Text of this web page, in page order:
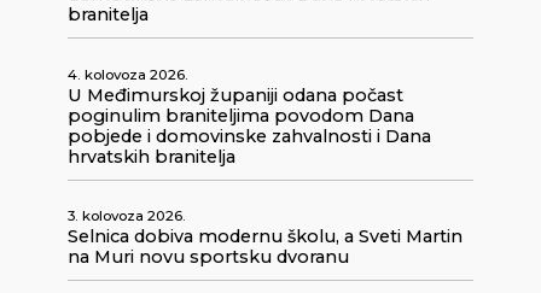
branitelja
4. kolovoza 2026.
U Međimurskoj županiji odana počast
poginulim braniteljima povodom Dana
pobjede i domovinske zahvalnosti i Dana
hrvatskih branitelja
3. kolovoza 2026.
Selnica dobiva modernu školu, a Sveti Martin
na Muri novu sportsku dvoranu